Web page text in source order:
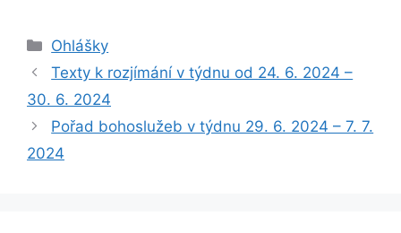
Rubriky
Ohlášky
Texty k rozjímání v týdnu od 24. 6. 2024 –
30. 6. 2024
Pořad bohoslužeb v týdnu 29. 6. 2024 – 7. 7.
2024